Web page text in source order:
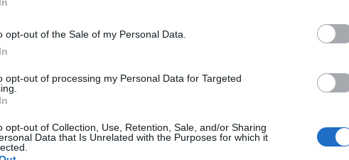
opt-out of the Sale of my Personal Data.
opt-out of processing my Personal Data for Targeted
opt-out of Collection, Use, Retention, Sale, and/or Sharing
Data that Is Unrelated with the Purposes for which it
i Aalborg og relevante
til uddannelsen som
og er startet i lære igen hos slagteren